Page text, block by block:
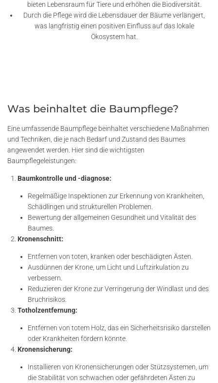
bieten Lebensraum für Tiere und erhöhen die Biodiversität.
Durch die Pflege wird die Lebensdauer der Bäume verlängert,
was langfristig einen positiven Einfluss auf das lokale
Ökosystem hat.
Was beinhaltet die Baumpflege?
Eine umfassende Baumpflege beinhaltet verschiedene Maßnahmen
und Techniken, die je nach Bedarf und Zustand des Baumes
angewendet werden. Hier sind die wichtigsten
Baumpflegeleistungen:
Baumkontrolle und -diagnose:
Regelmäßige Inspektionen zur Erkennung von Krankheiten,
Schädlingen und strukturellen Problemen.
Bewertung der allgemeinen Gesundheit und Vitalität des
Baumes.
Kronenschnitt:
Entfernen von toten, kranken oder beschädigten Ästen.
Ausdünnen der Krone, um Licht und Luftzirkulation zu
verbessern.
Reduzieren der Krone zur Verringerung der Windlast und des
Bruchrisikos.
Totholzentfernung:
Entfernen von totem Holz, das ein Sicherheitsrisiko darstellen
oder Krankheiten fördern könnte.
Kronensicherung:
Installieren von Kronensicherungen oder Stützsystemen, um
die Stabilität von schwachen oder gefährdeten Ästen zu